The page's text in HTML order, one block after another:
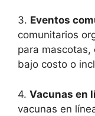
3. Eventos
comunitarios
para mascotas,
bajo costo o
4. Vacunas en
vacunas en